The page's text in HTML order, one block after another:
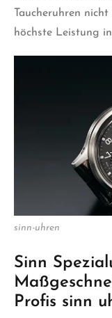
Taucheruhren
höchste Leistung
sinn-uhren
Sinn
Profis sinn